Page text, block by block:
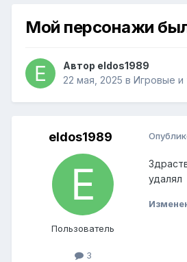
Мой персонажи
Автор eldos1989
22 мая, 2025 в Игровые и
eldos1989
Пользователь
3
удалял